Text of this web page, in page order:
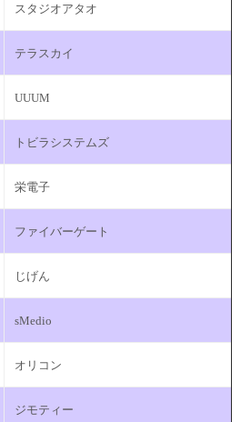
スタジオアタオ
テラスカイ
UUUM
トビラシステムズ
栄電子
ファイバーゲート
じげん
sMedio
オリコン
ジモティー